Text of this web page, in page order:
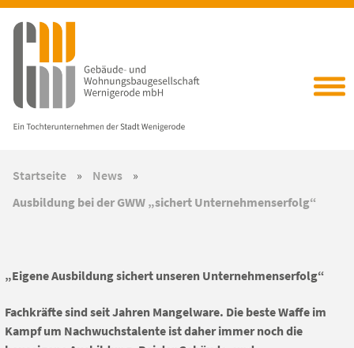
Startseite » News
»
Ausbildung bei der GWW „sichert Unternehmenserfolg“
„Eigene Ausbildung sichert unseren Unternehmenserfolg“
Fachkräfte sind seit Jahren Mangelware. Die beste Waffe im
Kampf um Nachwuchstalente ist daher immer noch die